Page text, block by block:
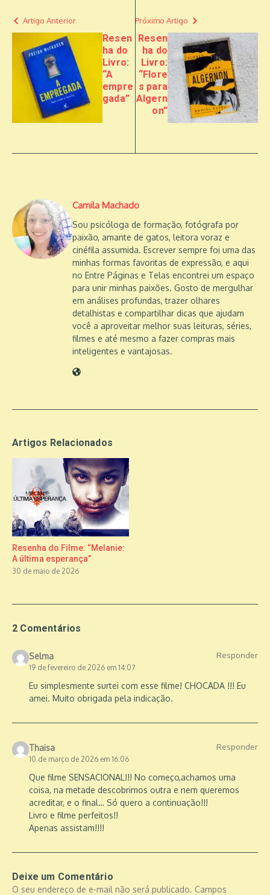
Artigo Anterior
Resen
ha do
Livro:
“A
empre
gada”
Próximo Artigo
Resen
ha do
Livro:
“Flore
s para
Algern
on”
Camila Machado
Sou psicóloga de formação, fotógrafa por
paixão, amante de gatos, leitora voraz e
cinéfila assumida. Escrever sempre foi uma das
minhas formas favoritas de expressão, e aqui
no Entre Páginas e Telas encontrei um espaço
para unir minhas paixões. Gosto de mergulhar
em análises profundas, trazer olhares
detalhistas e compartilhar dicas que ajudam
você a aproveitar melhor suas leituras, séries,
filmes e até mesmo a fazer compras mais
inteligentes e vantajosas.
Artigos Relacionados
Resenha do Filme: “Melanie:
A última esperança”
30 de maio de 2026
2 Comentários
Selma
19 de fevereiro de 2026 em 14:07
Responder
Eu simplesmente surtei com esse filme! CHOCADA !!! Eu
amei. Muito obrigada pela indicação.
Thaisa
10 de março de 2026 em 16:06
Responder
Que filme SENSACIONAL!!! No começo,achamos uma
coisa, na metade descobrimos outra e nem queremos
acreditar, e o final… Só quero a continuação!!!
Livro e filme perfeitos!!
Apenas assistam!!!!
Deixe um Comentário
O seu endereço de e-mail não será publicado. Campos